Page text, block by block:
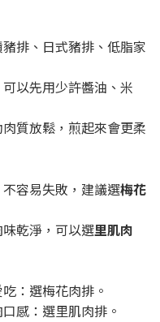
排、日式豬排、低脂家
以先用少許醬油、米
質放鬆，煎起來會更柔
容易失敗，建議選梅花
乾淨，可以選里肌肉
：選梅花肉排。
感：選里肌肉排。